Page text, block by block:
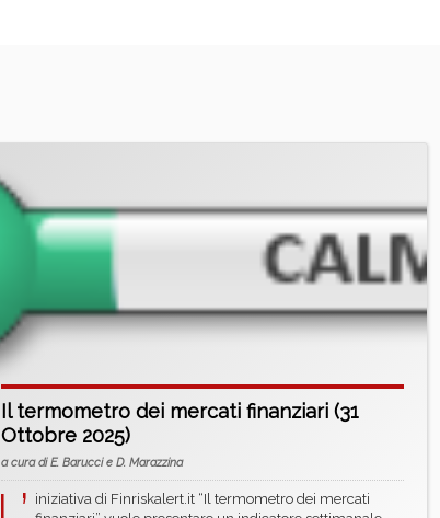
Il termometro dei mercati finanziari (31
Ottobre 2025)
a cura di E. Barucci e D. Marazzina
iniziativa di Finriskalert.it “Il termometro dei mercati